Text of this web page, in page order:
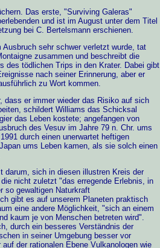
Das erste, "Surviving Galeras"
und ist im August unter dem Titel
bei C. Bertelsmann erschienen.
sehr schwer verletzt wurde, tat
zusammen und beschreibt die
des tödlichen Trips in den Krater. Dabei gibt
nach seiner Erinnerung, aber er
zu Wort kommen.
dass er immer wieder das Risiko auf sich
schildert Williams das Schicksal
das Leben kostete; angefangen von
des Vesuv im Jahre 79 n. Chr. ums
durch einen unerwartet heftigen
ums Leben kamen, als sie solch einen
darum, sich in diesen illustren Kreis der
nicht zuletzt "das erregende Erlebnis, in
so gewaltigen Naturkraft
gibt es auf unserem Planeten praktisch
eine andere Möglichkeit, "sich an einem
kaum je von Menschen betreten wird".
durch ein besseres Verständnis der
in seiner Umgebung besser vor
der rationalen Ebene Vulkanologen wie